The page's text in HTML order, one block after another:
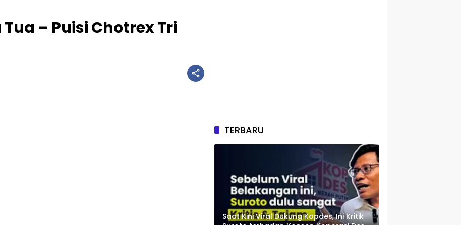
– Puisi Chotrex Tri
TERBARU
Saat Kini Viral Dukung Kopdes, Ini Kritik